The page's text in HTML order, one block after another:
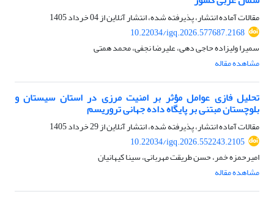
مقالات آماده انتشار، پذیرفته شده، انتشار آنلاین از04 خرداد 1405
10.22034/igq.2026.577687.2168
سمیرا ولیزاده حاجی دهی، علیرضا نجفی، محمد همتی
مشاهده مقاله
تحلیل فازی عوامل مؤثر بر امنیت مرزی در استان سیستان و
بلوچستان مبتنی بر پایگاه داده جهانی تروریسم
مقالات آماده انتشار، پذیرفته شده، انتشار آنلاین از29 خرداد 1405
10.22034/igq.2026.552243.2105
امیرحمزه خمر، حسن طریقت مهربانی، سینا کیهانیان
مشاهده مقاله